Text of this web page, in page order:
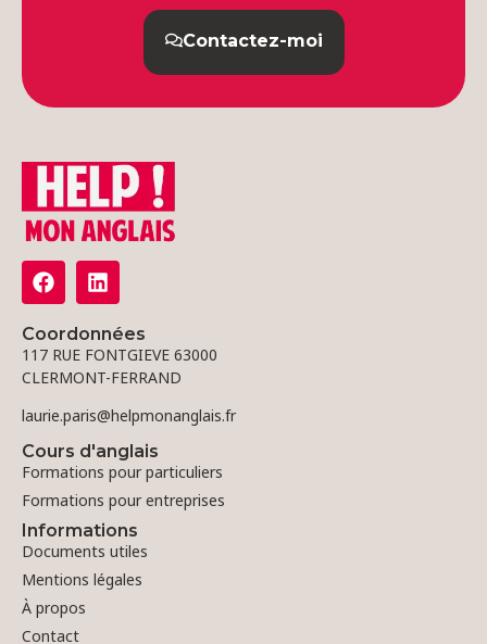
Contactez-moi
Coordonnées
117 RUE FONTGIEVE 63000
CLERMONT-FERRAND
laurie.paris@helpmonanglais.fr
Cours d'anglais
Formations pour particuliers
Formations pour entreprises
Informations
Documents utiles
Mentions légales
À propos
Contact